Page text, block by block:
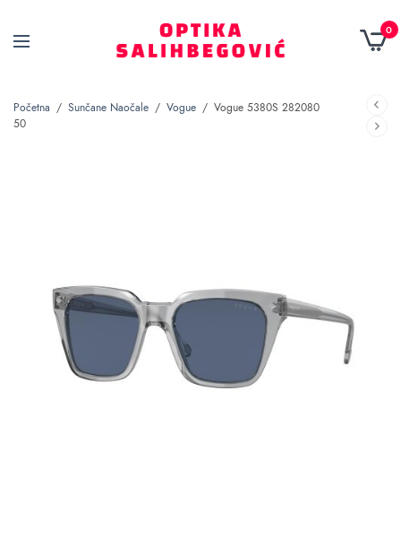
0
Početna / Sunčane Naočale / Vogue / Vogue 5380S 282080
50